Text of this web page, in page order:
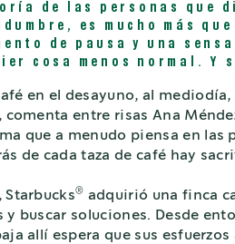
de las personas
es mucho más
de pausa y una
cosa menos normal.
en el desayuno, al
comenta entre risas Ana
que a menudo piensa en las
de cada taza de café hay
Starbucks® adquirió una finca
y buscar soluciones. Desde
allí espera que sus